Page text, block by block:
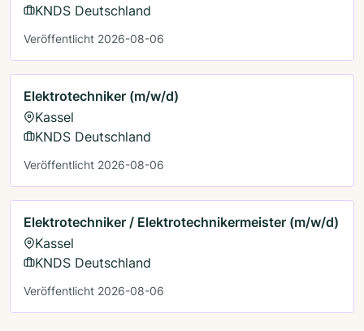
KNDS Deutschland
Veröffentlicht 2026-08-06
Elektrotechniker (m/w/d)
Kassel
KNDS Deutschland
Veröffentlicht 2026-08-06
Elektrotechniker / Elektrotechnikermeister (m/w/d)
Kassel
KNDS Deutschland
Veröffentlicht 2026-08-06